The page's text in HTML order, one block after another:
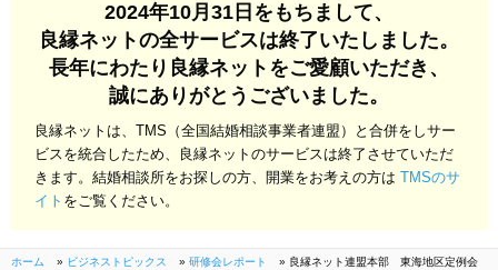
良縁ネットとは
他社との違い お金のこと
会社概要
よくある質問
2024年10月31日をもちまして、
良縁ネットの全サービスは終了いたしました。
長年にわたり良縁ネットをご愛顧いただき、
誠にありがとうございました。
良縁ネットは、TMS（全国結婚相談事業者連盟）と合併をしサー
ビスを統合したため、良縁ネットのサービスは終了させていただ
きます。結婚相談所をお探しの方、開業をお考えの方はTMSのサ
イト をご覧ください。
ホーム » ビジネストピックス » 研修会レポート » 良縁ネット連盟本部 東海地区定例会